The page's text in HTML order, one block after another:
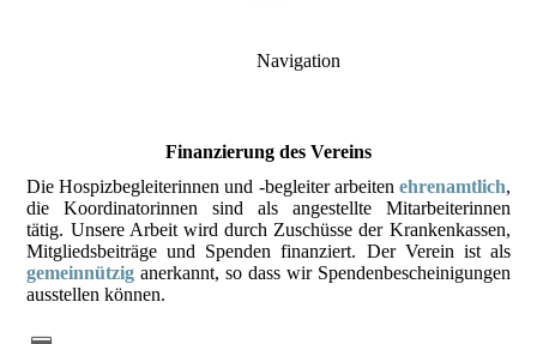
Navigation
Finanzierung des Vereins
Die Hospizbegleiterinnen und -begleiter arbeiten ehrenamtlich,
die Koordinatorinnen sind als angestellte Mitarbeiterinnen
tätig. Unsere Arbeit wird durch Zuschüsse der Krankenkassen,
Mitgliedsbeiträge und Spenden finanziert. Der Verein ist als
gemeinnützig anerkannt, so dass wir Spendenbescheinigungen
ausstellen können.